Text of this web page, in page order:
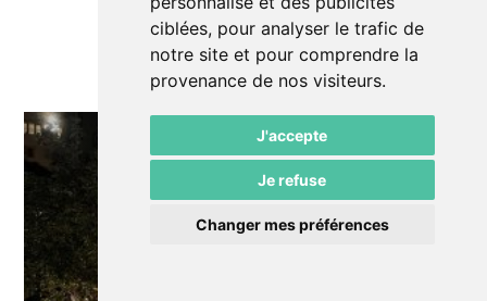
ciblées, pour analyser le trafic de
notre site et pour comprendre la
provenance de nos visiteurs.
J'accepte
Je refuse
Changer mes préférences